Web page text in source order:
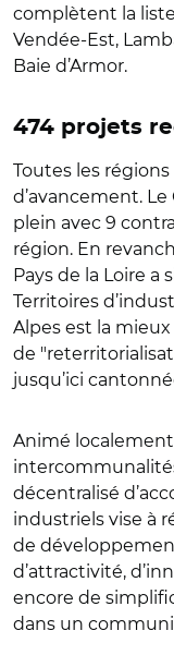
complètent la liste
Vendée-Est,
Baie d’Armor.
474 projets
Toutes les
d’avancement.
plein avec 9
région. En
Pays de la Loire a
Territoires
Alpes est la
de
jusqu’ici
Animé
décentralisé
industriels vise à
de
d’attractivité,
encore de
dans un